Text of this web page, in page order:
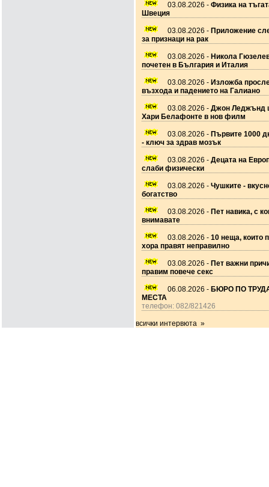
03.08.2026 - Физика на
Швеция
03.08.2026 - Приложение
за признаци на рак
03.08.2026 - Никола
почетен в България и Италия
03.08.2026 - Изложба
възхода и падението на Галиано
03.08.2026 - Джон Леджънд
Хари Белафонте в нов филм
03.08.2026 - Първите 1000
- ключ за здрав мозък
03.08.2026 - Децата на
слаби физически
03.08.2026 - Чушките -
богатство
03.08.2026 - Пет навика, с
внимавате
03.08.2026 - 10 неща, които
хора правят неправилно
03.08.2026 - Пет важни
правим повече секс
06.08.2026 - БЮРО ПО
МЕСТА
телефон: 082/821426
всички интервюта »